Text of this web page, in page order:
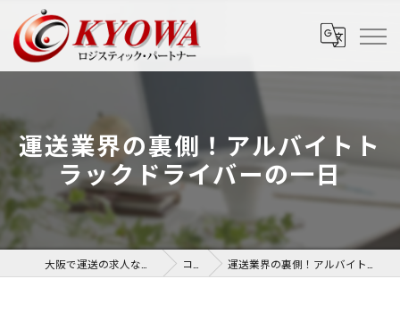
運送業界の裏側！アルバイトト
ラックドライバーの一日
コラム 運送業界の裏側！アルバイトトラックドライバーの一日